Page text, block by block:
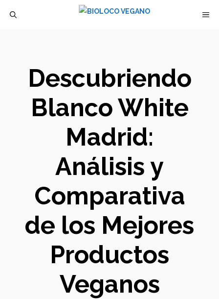
Descubriendo
Blanco White
Madrid:
Análisis y
Comparativa
de los Mejores
Productos
Veganos